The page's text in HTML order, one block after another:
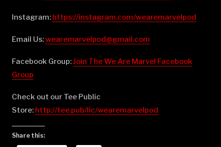
Instagram: ⁠⁠⁠⁠⁠⁠⁠⁠⁠⁠⁠⁠⁠⁠⁠⁠⁠⁠⁠⁠⁠⁠⁠⁠⁠⁠⁠⁠⁠⁠⁠⁠⁠⁠⁠⁠⁠⁠⁠⁠⁠⁠⁠⁠⁠⁠⁠⁠⁠⁠⁠⁠⁠⁠⁠⁠⁠⁠⁠⁠⁠⁠⁠⁠https://instagram.com/wearemarvelpod⁠⁠⁠⁠⁠⁠⁠⁠⁠⁠⁠⁠⁠⁠⁠⁠⁠⁠⁠⁠⁠⁠⁠⁠⁠⁠⁠⁠⁠⁠⁠⁠⁠⁠⁠⁠⁠⁠⁠⁠⁠⁠⁠⁠⁠⁠⁠⁠⁠⁠⁠⁠⁠⁠⁠⁠⁠⁠⁠⁠⁠⁠⁠⁠
Email Us:⁠⁠⁠⁠⁠⁠⁠⁠⁠⁠⁠⁠⁠⁠⁠⁠⁠⁠⁠⁠⁠⁠⁠⁠⁠⁠⁠⁠⁠⁠⁠⁠⁠⁠⁠⁠⁠⁠⁠⁠⁠⁠⁠⁠⁠⁠⁠⁠⁠⁠⁠⁠⁠⁠⁠⁠⁠⁠⁠⁠⁠⁠⁠⁠wearemarvelpod@gmail.com⁠⁠⁠⁠⁠⁠⁠⁠⁠⁠⁠⁠⁠⁠⁠⁠⁠⁠⁠⁠⁠⁠⁠⁠⁠⁠⁠⁠⁠⁠⁠⁠⁠⁠⁠⁠⁠⁠⁠⁠⁠⁠⁠⁠⁠⁠⁠⁠⁠⁠⁠⁠⁠⁠⁠⁠⁠⁠⁠⁠⁠⁠⁠⁠
Facebook Group:⁠⁠⁠⁠⁠⁠⁠⁠⁠⁠⁠⁠⁠⁠⁠⁠⁠⁠⁠⁠⁠⁠⁠⁠⁠⁠⁠⁠⁠⁠⁠⁠⁠⁠⁠⁠⁠⁠⁠⁠⁠⁠⁠⁠⁠⁠⁠⁠⁠⁠⁠⁠⁠⁠⁠⁠⁠⁠⁠⁠⁠⁠⁠⁠Join The We Are Marvel Facebook
Group⁠⁠⁠⁠⁠⁠⁠⁠⁠⁠⁠⁠⁠⁠⁠⁠⁠⁠⁠⁠⁠⁠⁠⁠⁠⁠⁠⁠⁠⁠⁠⁠⁠⁠⁠⁠⁠⁠⁠⁠⁠⁠⁠⁠⁠⁠⁠⁠⁠⁠⁠⁠⁠⁠⁠⁠⁠⁠⁠⁠⁠⁠⁠⁠
Check out our Tee Public
Store: ⁠⁠⁠⁠⁠⁠⁠⁠⁠⁠⁠⁠⁠⁠⁠⁠⁠⁠⁠⁠⁠⁠⁠⁠⁠⁠⁠⁠⁠⁠⁠⁠⁠⁠⁠⁠⁠⁠⁠⁠⁠⁠⁠⁠⁠⁠⁠⁠⁠⁠⁠⁠⁠⁠⁠⁠⁠⁠⁠⁠⁠⁠⁠⁠http://tee.pub/lic/wearemarvelpod⁠
Share this: